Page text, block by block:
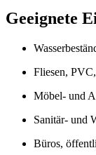
Geeignete
Fliesen,
Möbel- und
Sanitär- und
Büros,